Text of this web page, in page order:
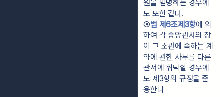
원을 임명하는 경우에
도 또한 같다.
④법 제6조제3항에 의
하여 각 중앙관서의 장
이 그 소관에 속하는 계
약에 관한 사무를 다른
관서에 위탁할 경우에
도 제3항의 규정을 준
용한다.